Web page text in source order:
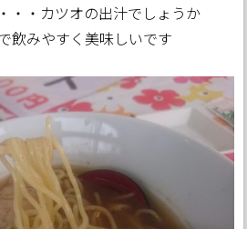
・・カツオの出汁でしょうか
飲みやすく美味しいです